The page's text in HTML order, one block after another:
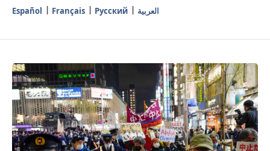
Español
Français Русский العربية